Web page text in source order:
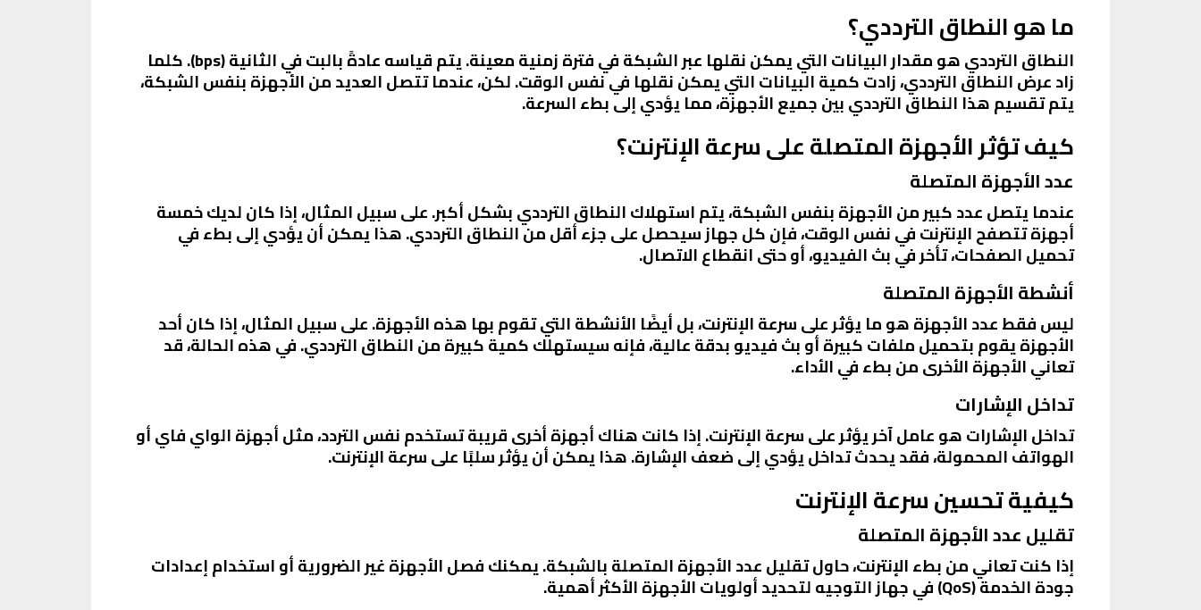
ما هو النطاق الترددي؟
النطاق الترددي هو مقدار البيانات التي يمكن نقلها عبر الشبكة في فترة زمنية معينة. يتم قياسه عادةً بالبت في الثانية (bps). كلما
زاد عرض النطاق الترددي، زادت كمية البيانات التي يمكن نقلها في نفس الوقت. لكن، عندما تتصل العديد من الأجهزة بنفس الشبكة،
يتم تقسيم هذا النطاق الترددي بين جميع الأجهزة، مما يؤدي إلى بطء السرعة.
كيف تؤثر الأجهزة المتصلة على سرعة الإنترنت؟
عدد الأجهزة المتصلة
عندما يتصل عدد كبير من الأجهزة بنفس الشبكة، يتم استهلاك النطاق الترددي بشكل أكبر. على سبيل المثال، إذا كان لديك خمسة
أجهزة تتصفح الإنترنت في نفس الوقت، فإن كل جهاز سيحصل على جزء أقل من النطاق الترددي. هذا يمكن أن يؤدي إلى بطء في
تحميل الصفحات، تأخر في بث الفيديو، أو حتى انقطاع الاتصال.
أنشطة الأجهزة المتصلة
ليس فقط عدد الأجهزة هو ما يؤثر على سرعة الإنترنت، بل أيضًا الأنشطة التي تقوم بها هذه الأجهزة. على سبيل المثال، إذا كان أحد
الأجهزة يقوم بتحميل ملفات كبيرة أو بث فيديو بدقة عالية، فإنه سيستهلك كمية كبيرة من النطاق الترددي. في هذه الحالة، قد
تعاني الأجهزة الأخرى من بطء في الأداء.
تداخل الإشارات
تداخل الإشارات هو عامل آخر يؤثر على سرعة الإنترنت. إذا كانت هناك أجهزة أخرى قريبة تستخدم نفس التردد، مثل أجهزة الواي فاي أو
الهواتف المحمولة، فقد يحدث تداخل يؤدي إلى ضعف الإشارة. هذا يمكن أن يؤثر سلبًا على سرعة الإنترنت.
كيفية تحسين سرعة الإنترنت
تقليل عدد الأجهزة المتصلة
إذا كنت تعاني من بطء الإنترنت، حاول تقليل عدد الأجهزة المتصلة بالشبكة. يمكنك فصل الأجهزة غير الضرورية أو استخدام إعدادات
جودة الخدمة (QoS) في جهاز التوجيه لتحديد أولويات الأجهزة الأكثر أهمية.